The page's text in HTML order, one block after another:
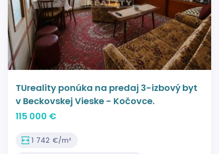
TUreality ponúka na predaj 3-izbový byt
v Beckovskej Vieske - Kočovce.
115 000 €
1 742 €/m²